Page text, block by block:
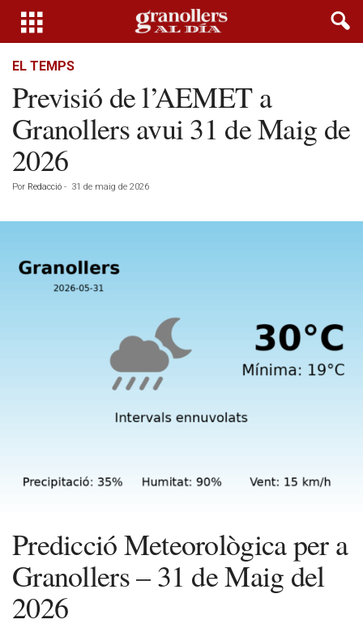
EL TEMPS
Previsió de l’AEMET a
Granollers avui 31 de Maig de
2026
Por Redacció - 31 de maig de 2026
Predicció Meteorològica per a
Granollers – 31 de Maig del
2026